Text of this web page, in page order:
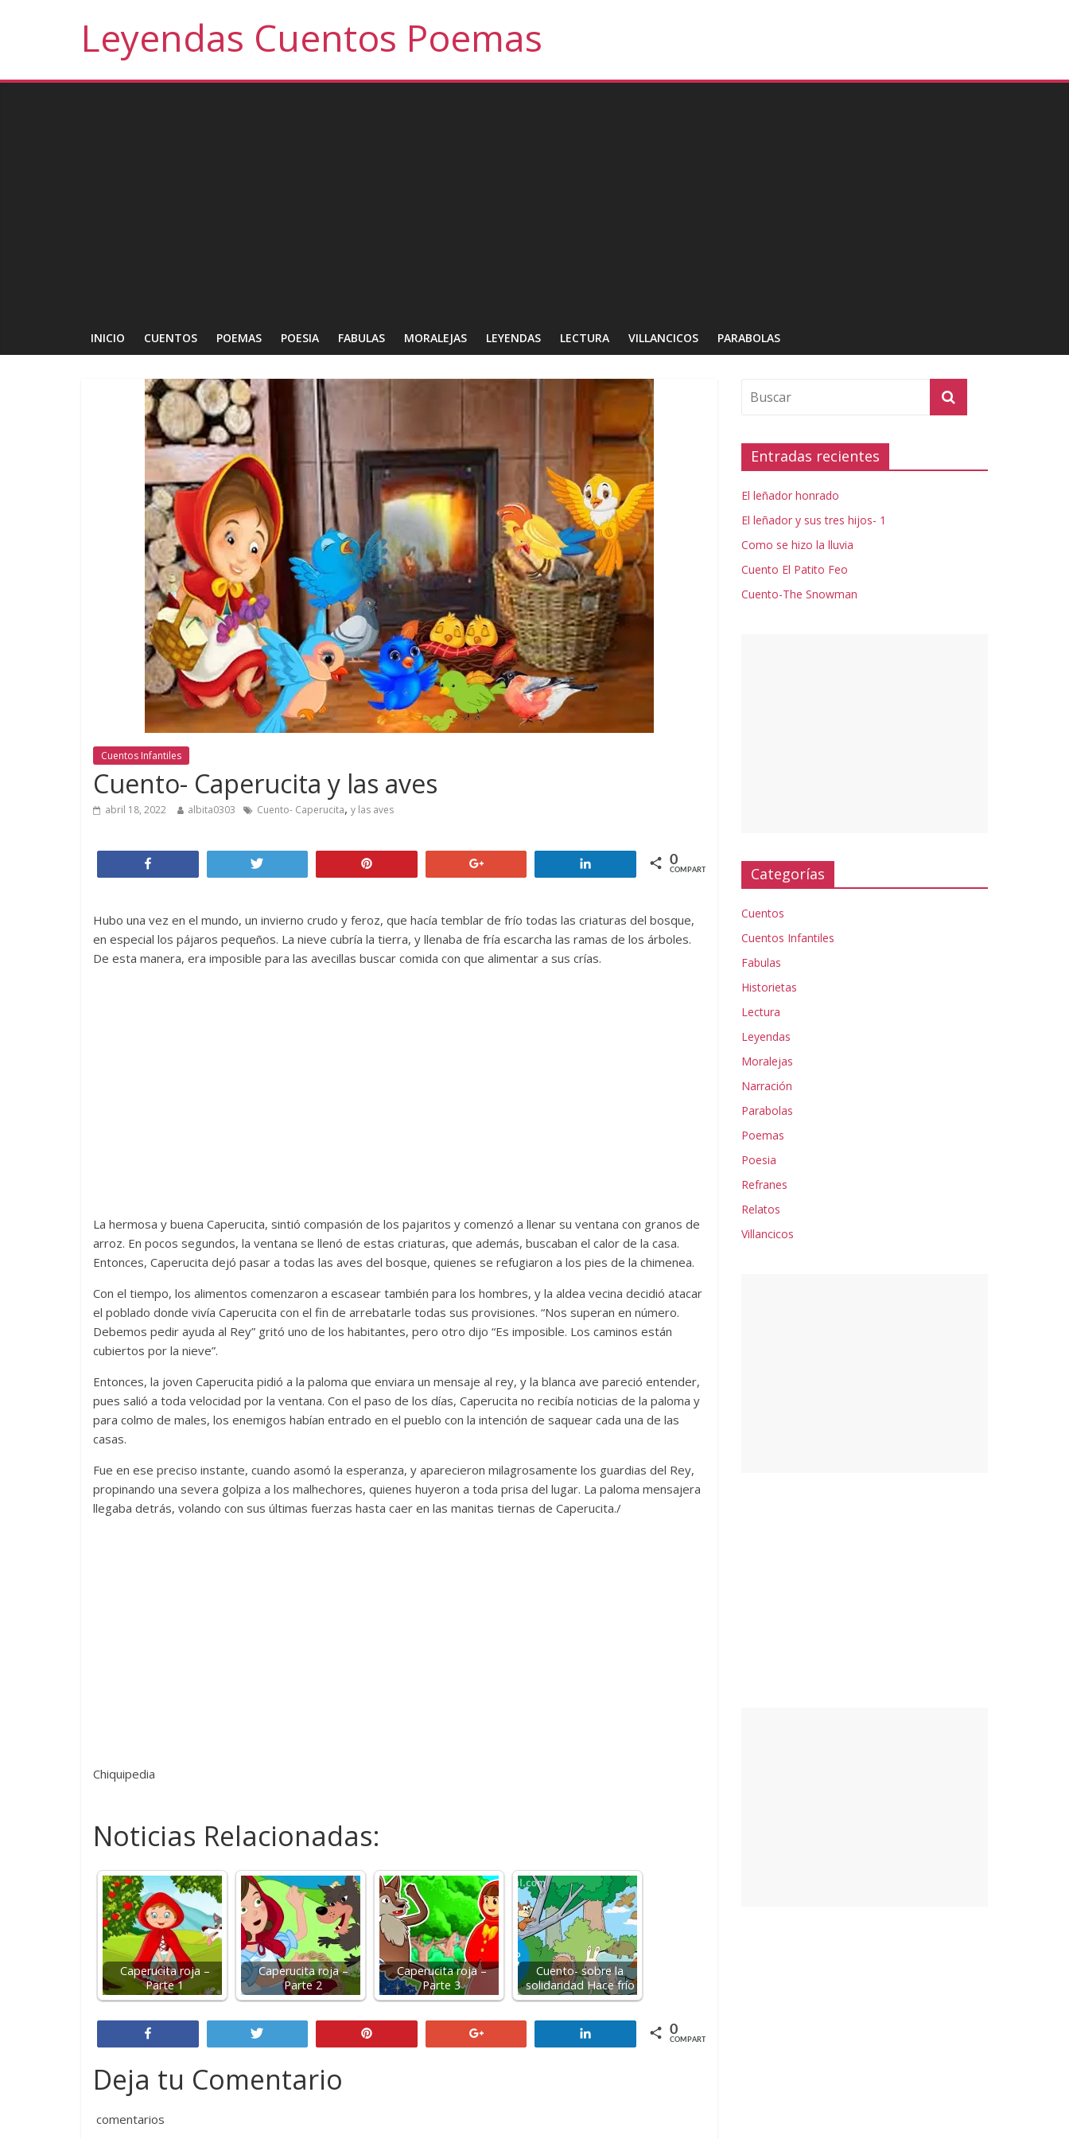
Leyendas Cuentos Poemas
INICIO CUENTOS POEMAS POESIA FABULAS MORALEJAS LEYENDAS LECTURA VILLANCICOS PARABOLAS
Cuentos Infantiles
Cuento- Caperucita y las aves
abril 18, 2022 albita0303 Cuento- Caperucita, y las aves
Compartir 0
COMPARTIR
Hubo una vez en el mundo, un invierno crudo y feroz, que hacía temblar de frío todas las criaturas del bosque,
en especial los pájaros pequeños. La nieve cubría la tierra, y llenaba de fría escarcha las ramas de los árboles.
De esta manera, era imposible para las avecillas buscar comida con que alimentar a sus crías.
La hermosa y buena Caperucita, sintió compasión de los pajaritos y comenzó a llenar su ventana con granos de
arroz. En pocos segundos, la ventana se llenó de estas criaturas, que además, buscaban el calor de la casa.
Entonces, Caperucita dejó pasar a todas las aves del bosque, quienes se refugiaron a los pies de la chimenea.
Con el tiempo, los alimentos comenzaron a escasear también para los hombres, y la aldea vecina decidió atacar
el poblado donde vivía Caperucita con el fin de arrebatarle todas sus provisiones. “Nos superan en número.
Debemos pedir ayuda al Rey” gritó uno de los habitantes, pero otro dijo “Es imposible. Los caminos están
cubiertos por la nieve”.
Entonces, la joven Caperucita pidió a la paloma que enviara un mensaje al rey, y la blanca ave pareció entender,
pues salió a toda velocidad por la ventana. Con el paso de los días, Caperucita no recibía noticias de la paloma y
para colmo de males, los enemigos habían entrado en el pueblo con la intención de saquear cada una de las
casas.
Fue en ese preciso instante, cuando asomó la esperanza, y aparecieron milagrosamente los guardias del Rey,
propinando una severa golpiza a los malhechores, quienes huyeron a toda prisa del lugar. La paloma mensajera
llegaba detrás, volando con sus últimas fuerzas hasta caer en las manitas tiernas de Caperucita./
Chiquipedia
Noticias Relacionadas:
Caperucita roja –
Parte 1
Caperucita roja –
Parte 2
Caperucita roja –
Parte 3
Cuento- sobre la
solidaridad Hace frío
Compartir 0
COMPARTIR
Deja tu Comentario
comentarios
Entradas recientes
El leñador honrado
El leñador y sus tres hijos- 1
Como se hizo la lluvia
Cuento El Patito Feo
Cuento-The Snowman
Categorías
Cuentos
Cuentos Infantiles
Fabulas
Historietas
Lectura
Leyendas
Moralejas
Narración
Parabolas
Poemas
Poesia
Refranes
Relatos
Villancicos